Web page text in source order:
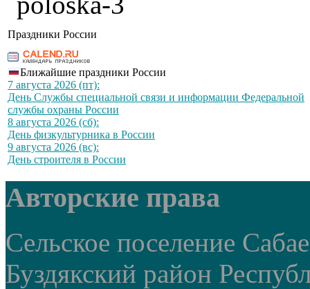
Праздники России
Ближайшие праздники России
7 августа 2026 (пт):
День Службы специальной связи и информации Федеральной
службы охраны России
8 августа 2026 (сб):
День физкультурника в России
9 августа 2026 (вс):
День строителя в России
Авторские права
Сельское поселение
Буздякский район